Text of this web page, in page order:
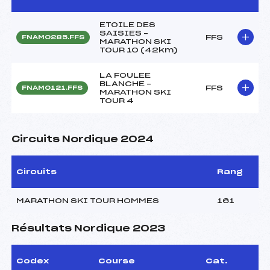
FNAM0285.FFS
ETOILE DES
SAISIES –
MARATHON SKI
TOUR 10 (42km)
FFS
FNAM0121.FFS
LA FOULEE
BLANCHE –
MARATHON SKI
TOUR 4
FFS
Circuits Nordique 2024
Circuits Rang
MARATHON SKI TOUR HOMMES 161
Résultats Nordique 2023
Codex Course Cat.